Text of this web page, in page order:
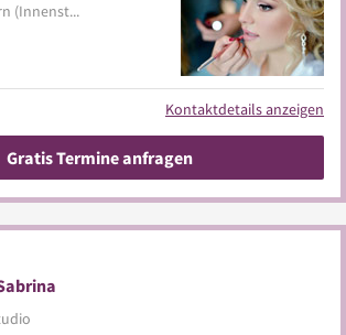
(Innenstadt)
Kontaktdetails anzeigen
Gratis Termine anfragen